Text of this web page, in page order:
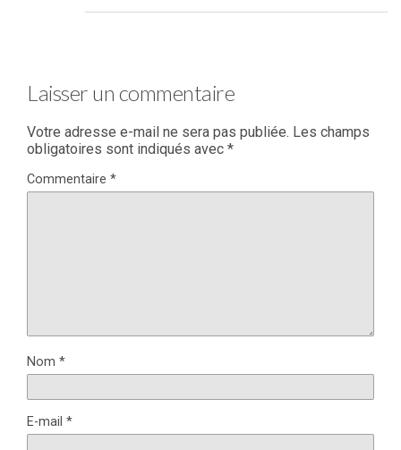
Laisser un commentaire
Votre adresse e-mail ne sera pas publiée. Les champs
obligatoires sont indiqués avec *
Commentaire *
Nom *
E-mail *